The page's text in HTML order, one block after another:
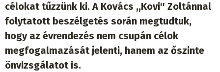
célokat tűzzünk ki. A Kovács ,,Kovi'' Zoltánnal
folytatott beszélgetés során megtudtuk,
hogy az évrendezés nem csupán célok
megfogalmazását jelenti, hanem az őszinte
önvizsgálatot is.